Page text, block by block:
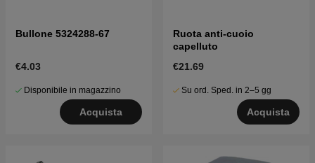
Bullone 5324288-67
€4.03
Disponibile in magazzino
Acquista
Ruota anti-cuoio
capelluto
€21.69
Su ord. Sped. in 2–5 gg
Acquista